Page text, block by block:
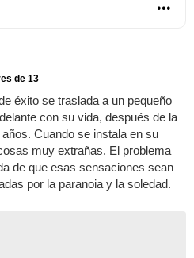
de 13
éxito se traslada a un pequeño
con su vida, después de la
Cuando se instala en su
muy extrañas. El problema
de que esas sensaciones sean
por la paranoia y la soledad.